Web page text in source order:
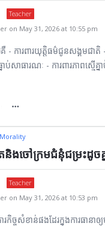
Teacher
on May 31, 2026 at 10:55 pm
- ការពារយុត្តិធម៌ជូនសង្គមជាតិ
ប់សាធារណៈ - ការពារភាពស្មើគ្
Morality
និងចៅក្រមជំនុំជម្រះដូចគ្
Teacher
on May 31, 2026 at 10:53 pm
ច្ចសំខាន់ផងដែរក្នុងការធានាឲ្